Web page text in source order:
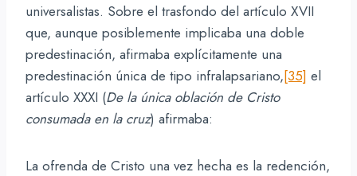
universalistas. Sobre el trasfondo del artículo XVII
que, aunque posiblemente implicaba una doble
predestinación, afirmaba explícitamente una
predestinación única de tipo infralapsariano,[35] el
artículo XXXI (De la única oblación de Cristo
consumada en la cruz) afirmaba:
La ofrenda de Cristo una vez hecha es la redención,